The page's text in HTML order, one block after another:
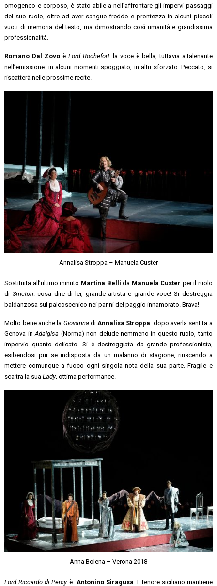
omogeneo e corposo, è stato abile a nell’affrontare gli impervi passaggi
del suo ruolo, oltre ad aver sangue freddo e prontezza in alcuni piccoli
vuoti di memoria del testo, ma dimostrando così umanità e grandissima
professionalità.
Romano Dal Zovo è Lord Rochefort: la voce è bella, tuttavia altalenante
nell’emissione: in alcuni momenti spoggiato, in altri sforzato. Peccato, si
riscatterà nelle prossime recite.
Annalisa Stroppa – Manuela Custer
Sostituita all’ultimo minuto Martina Belli da Manuela Custer per il ruolo
di Smeton: cosa dire di lei, grande artista e grande voce! Si destreggia
baldanzosa sul palcoscenico nei panni del paggio innamorato. Brava!
Molto bene anche la Giovanna di Annalisa Stroppa: dopo averla sentita a
Genova inAdalgisa (Norma) non delude nemmeno in questo ruolo, tanto
impervio quanto delicato. Si è destreggiata da grande professionista,
esibendosi pur se indisposta da un malanno di stagione, riuscendo a
mettere comunque a fuoco ogni singola nota della sua parte. Fragile e
scaltra la suaLady, ottima performance.
Anna Bolena – Verona 2018
Lord Riccardo di Percyè Antonino Siragusa . Il tenore siciliano mantiene